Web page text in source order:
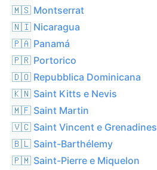
🇲🇸 Montserrat
🇳🇮 Nicaragua
🇵🇦 Panamá
🇵🇷 Portorico
🇩🇴 Repubblica Dominicana
🇰🇳 Saint Kitts e Nevis
🇲🇫 Saint Martin
🇻🇨 Saint Vincent e Grenadines
🇧🇱 Saint-Barthélemy
🇵🇲 Saint-Pierre e Miquelon